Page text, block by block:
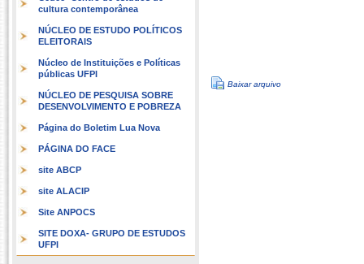
cultura contemporânea
NÚCLEO DE ESTUDO POLÍTICOS
ELEITORAIS
Núcleo de Instituições e Políticas
públicas UFPI
NÚCLEO DE PESQUISA SOBRE
DESENVOLVIMENTO E POBREZA
Página do Boletim Lua Nova
PÁGINA DO FACE
site ABCP
site ALACIP
Site ANPOCS
SITE DOXA- GRUPO DE ESTUDOS
UFPI
Baixar arquivo